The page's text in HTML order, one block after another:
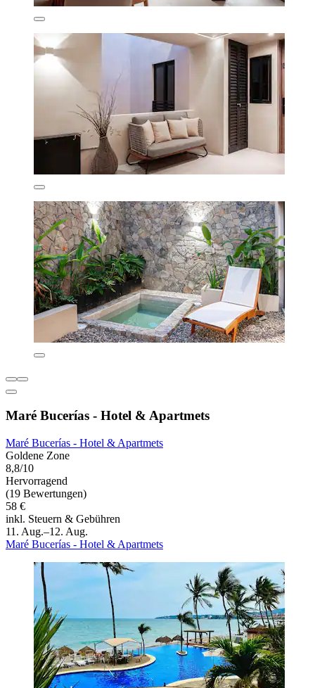
Maré Bucerías - Hotel & Apartmets
Maré Bucerías - Hotel & Apartmets
Goldene Zone
8,8/10
Hervorragend
(19 Bewertungen)
58 €
inkl. Steuern & Gebühren
11. Aug.–12. Aug.
Maré Bucerías - Hotel & Apartmets